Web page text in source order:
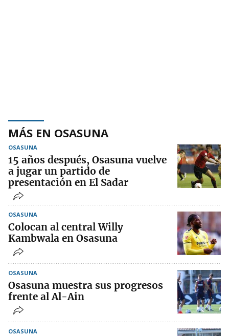
MÁS EN OSASUNA
OSASUNA
15 años después, Osasuna vuelve
a jugar un partido de
presentación en El Sadar
OSASUNA
Colocan al central Willy
Kambwala en Osasuna
OSASUNA
Osasuna muestra sus progresos
frente al Al-Ain
OSASUNA